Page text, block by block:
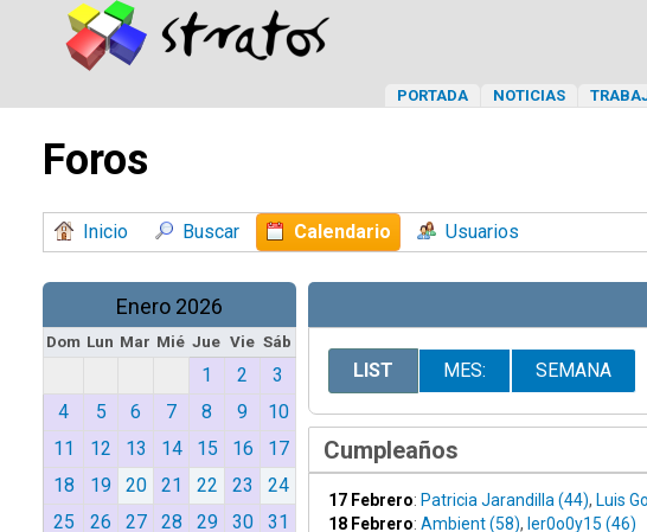
PORTADA NOTICIAS
Foros
Inicio Buscar Calendario Usuarios
Enero 2026
Dom Lun Mar Mié Jue Vie Sáb
1 2
3
4
5 6 7 8 9
10
11
12 13 14 15 16
17
18
19 20 21 22 23
24
25
26 27 28 29 30 31
LIST MES: SEMANA
Cumpleaños
17 Febrero: Patricia Jarandilla (44), Luis
18 Febrero: Ambient (58), ler0o0y15 (46)